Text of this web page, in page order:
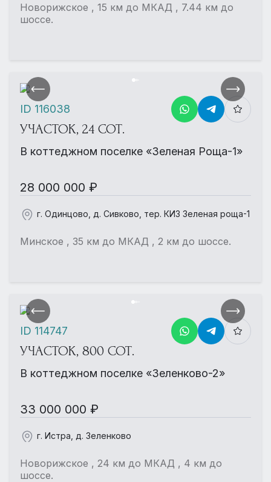
Новорижское , 15 км до МКАД , 7.44 км до
шоссе.
УЧАСТОК, 24 СОТ.
В коттеджном поселке «Зеленая Роща-1»
28 000 000 ₽
г. Одинцово, д. Сивково, тер. КИЗ Зеленая роща-1
Минское , 35 км до МКАД , 2 км до шоссе.
ID 116038
УЧАСТОК, 800 СОТ.
В коттеджном поселке «Зеленково-2»
33 000 000 ₽
г. Истра, д. Зеленково
Новорижское , 24 км до МКАД , 4 км до
шоссе.
ID 114747